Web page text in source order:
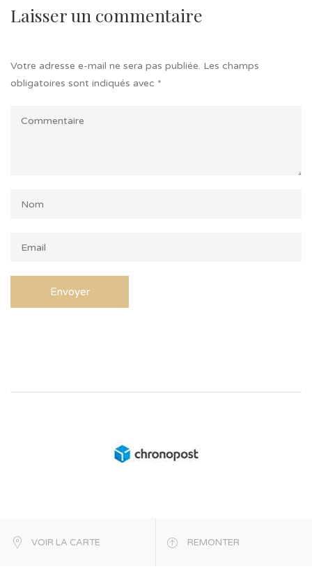
Laisser un commentaire
Votre adresse e-mail ne sera pas publiée. Les champs
obligatoires sont indiqués avec *
VOIR LA CARTE REMONTER